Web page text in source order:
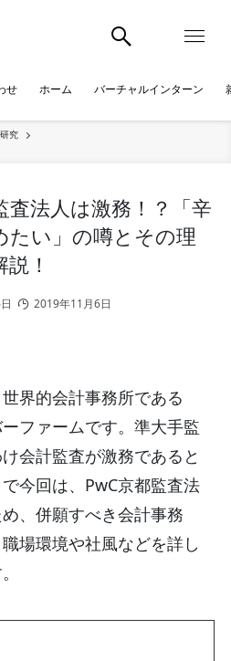
せ ホーム バーチャルインターン
究
査法人は激務！？「辛
たい」の噂とその理
！
2019年11月6日
界的会計事務所である
ファームです。準大手監
会計監査が激務であると
今回は、PwC京都監査法
、併願すべき会計事務
場環境や社風などを詳し